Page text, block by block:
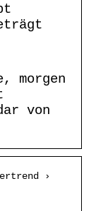
morgen
von
›